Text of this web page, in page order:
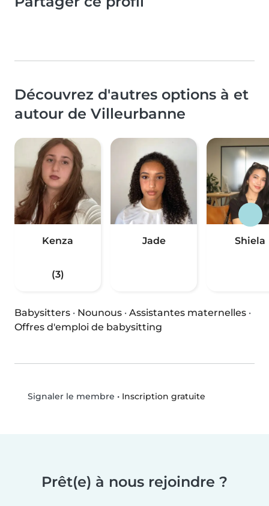
Découvrez d'autres options à et
autour de Villeurbanne
Kenza
(3)
Jade Shiela
Babysitters · Nounous · Assistantes maternelles ·
Offres d'emploi de babysitting
Signaler le membre • Inscription gratuite
Prêt(e) à nous rejoindre ?